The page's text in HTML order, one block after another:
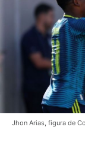
Jhon Arias, figura de